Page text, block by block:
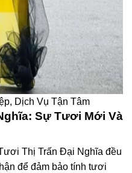
Dịch Vụ Tận Tâm
Sự Tươi Mới Và
Thị Trấn Đại Nghĩa đều
để đảm bảo tính tươi